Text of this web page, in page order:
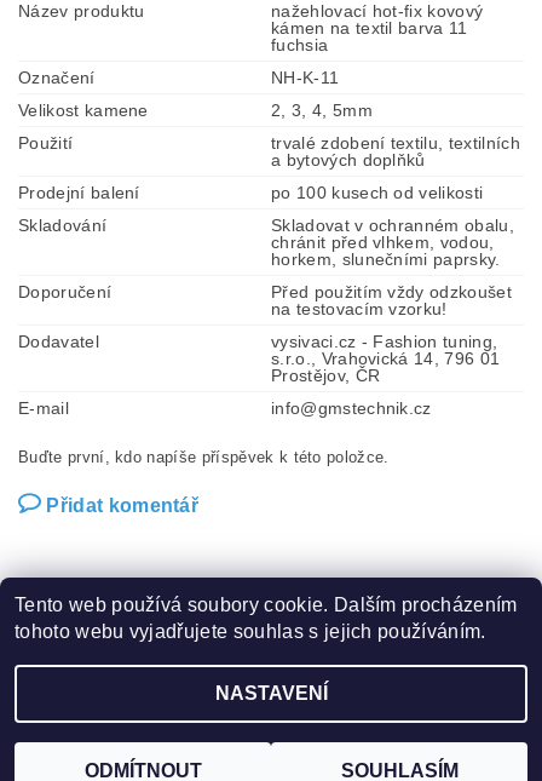
Název produktu
nažehlovací hot-fix kovový
kámen na textil barva 11
fuchsia
Označení
NH-K-11
Velikost kamene
2, 3, 4, 5mm
Použití
trvalé zdobení textilu, textilních
a bytových doplňků
Prodejní balení
po 100 kusech od velikosti
Skladování
Skladovat v ochranném obalu,
chránit před vlhkem, vodou,
horkem, slunečními paprsky.
Doporučení
Před použitím vždy odzkoušet
na testovacím vzorku!
Dodavatel
vysivaci.cz - Fashion tuning,
s.r.o., Vrahovická 14, 796 01
Prostějov, ČR
E-mail
info@gmstechnik.cz
Buďte první, kdo napíše příspěvek k této položce.
Přidat komentář
Zboží.cz | Heureka.cz | Hot-fix.cz | Crystalstyle.cz
2026 ©Vysivaci.cz, všechna práva vyhrazena
Tento web používá soubory cookie. Dalším procházením
tohoto webu vyjadřujete souhlas s jejich používáním.
NASTAVENÍ
ODMÍTNOUT SOUHLASÍM